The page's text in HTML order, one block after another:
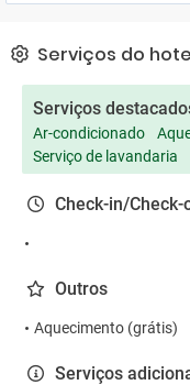
Serviços do
Serviços
Ar-condicionado
Serviço de lavandaria
Check-in/Check-
Outros
Aquecimento (grátis)
Serviços